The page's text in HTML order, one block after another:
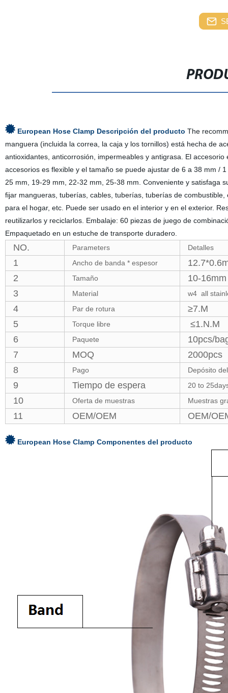
European Hose Clamp Descripción del producto The
manguera (incluida la correa, la caja y los tornillos) está hecha de
antioxidantes, anticorrosión, impermeables y antigrasa. El
accesorios es flexible y el tamaño se puede ajustar de 6 a 38 mm /
25 mm, 19-29 mm, 22-32 mm, 25-38 mm. Conveniente y satisfaga
fijar mangueras, tuberías, cables, tuberías, tuberías de
para el hogar, etc. Puede ser usado en el interior y en el exterior.
reutilizarlos y reciclarlos. Embalaje: 60 piezas de juego de
Empaquetado en un estuche de transporte duradero.
NO. Parameters Detalles
1 Ancho de banda * espesor
2
Tamaño
10-
3
Material w4 all
4 Par de rotura
≥7.M
5
Torque libre
≤1.N.M
6
Paquete
10pcs/
7
MOQ
2000pcs
8
Pago Depósito
9 Tiempo de espera 20 to
10 Oferta de muestras Muestras
11 OEM/OEM OEM/
European Hose Clamp Componentes del producto